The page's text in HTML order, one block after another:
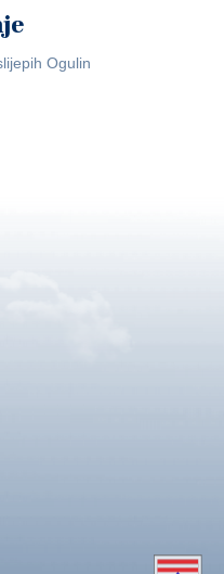
Ogulin